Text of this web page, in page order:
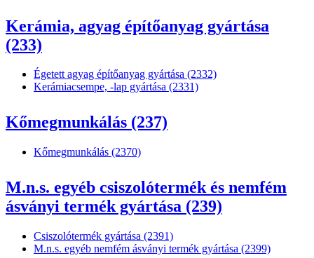
Kerámia, agyag építőanyag gyártása
(233)
Égetett agyag építőanyag gyártása (2332)
Kerámiacsempe, -lap gyártása (2331)
Kőmegmunkálás (237)
Kőmegmunkálás (2370)
M.n.s. egyéb csiszolótermék és nemfém
ásványi termék gyártása (239)
Csiszolótermék gyártása (2391)
M.n.s. egyéb nemfém ásványi termék gyártása (2399)